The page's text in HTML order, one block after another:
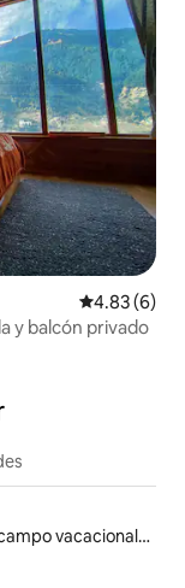
Calificación
4.83 (6)
y balcón privado
Casas de campo vacacionales